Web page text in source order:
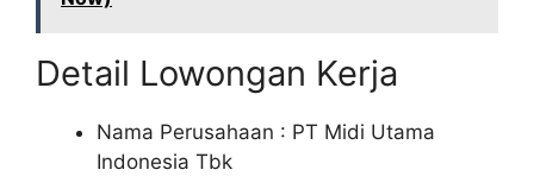
Detail Lowongan Kerja
Nama Perusahaan : PT Midi Utama
Indonesia Tbk